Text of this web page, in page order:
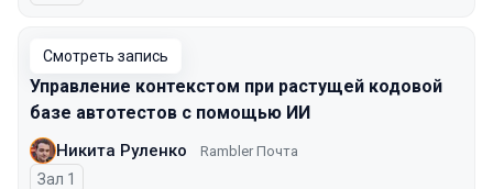
Смотреть запись
Управление контекстом при растущей кодовой
базе автотестов с помощью ИИ
Никита Руленко Rambler Почта
Зал 1